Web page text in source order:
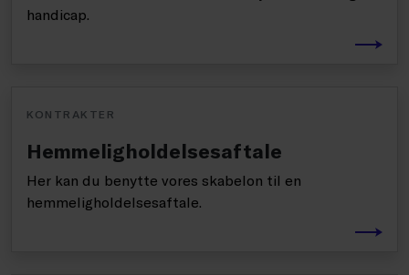
handicap.
KONTRAKTER
Hemmeligholdelsesaftale
Her kan du benytte vores skabelon til en
hemmeligholdelsesaftale.